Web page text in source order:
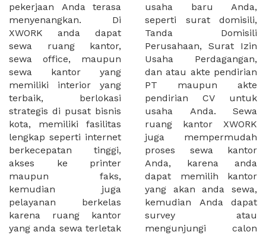
pekerjaan Anda terasa
menyenangkan. Di
XWORK anda dapat
sewa ruang kantor,
sewa office, maupun
sewa kantor yang
memiliki interior yang
terbaik, berlokasi
strategis di pusat bisnis
kota, memiliki fasilitas
lengkap seperti internet
berkecepatan tinggi,
akses ke printer
maupun faks,
kemudian juga
pelayanan berkelas
karena ruang kantor
yang anda sewa terletak
usaha baru Anda,
seperti surat domisili,
Tanda Domisili
Perusahaan, Surat Izin
Usaha Perdagangan,
dan atau akte pendirian
PT maupun akte
pendirian CV untuk
usaha Anda. Sewa
ruang kantor XWORK
juga mempermudah
proses sewa kantor
Anda, karena anda
dapat memilih kantor
yang akan anda sewa,
kemudian Anda dapat
survey atau
mengunjungi calon